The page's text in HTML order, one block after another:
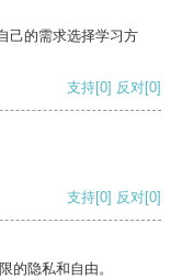
己的需求选择学习方
支持[0] 反对[0]
支持[0] 反对[0]
的隐私和自由。